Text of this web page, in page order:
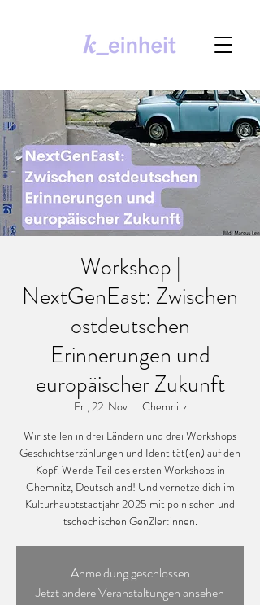
Workshop |
NextGenEast: Zwischen
ostdeutschen
Erinnerungen und
europäischer Zukunft
Fr., 22. Nov.
  |
Chemnitz
Wir stellen in drei Ländern und drei Workshops
Geschichtserzählungen und Identität(en) auf den
Kopf. Werde Teil des ersten Workshops in
Chemnitz, Deutschland! Und vernetze dich im
Kulturhauptstadtjahr 2025 mit polnischen und
tschechischen GenZler:innen.
Anmeldung geschlossen
Jetzt andere Veranstaltungen ansehen